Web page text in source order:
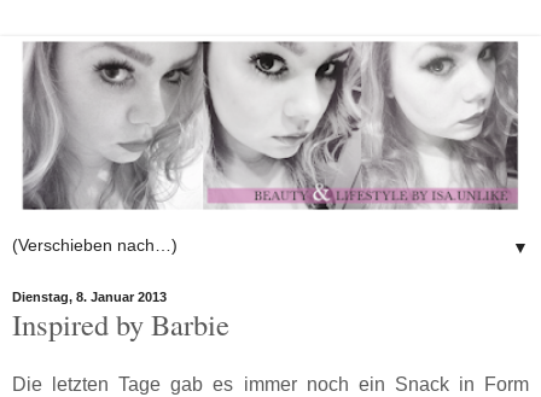
▼
Dienstag, 8. Januar 2013
Inspired by Barbie
Die letzten Tage gab es immer noch ein Snack in Form